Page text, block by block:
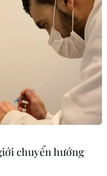
dư địa
chuyển hướng